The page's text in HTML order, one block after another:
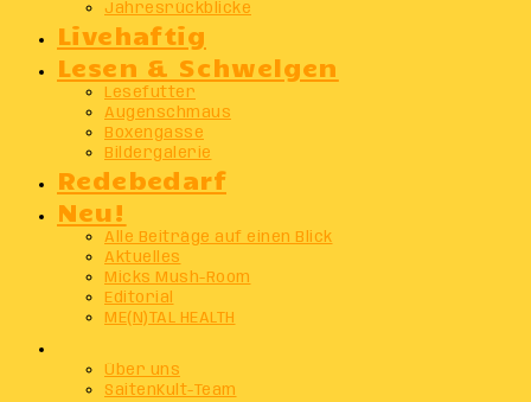
Jahresrückblicke
Livehaftig
Lesen & Schwelgen
Lesefutter
Augenschmaus
Boxengasse
Bildergalerie
Redebedarf
Neu!
Alle Beiträge auf einen Blick
Aktuelles
Micks Mush-Room
Editorial
ME(N)TAL HEALTH
Über uns
SaitenKult-Team